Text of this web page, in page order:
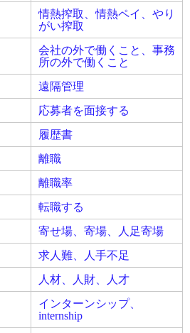
情熱搾取、情熱ペイ、やり
がい搾取
会社の外で働くこと、事務
所の外で働くこと
遠隔管理
応募者を面接する
履歴書
離職
離職率
転職する
寄せ場、寄場、人足寄場
求人難、人手不足
人材、人財、人才
インターンシップ、
internship